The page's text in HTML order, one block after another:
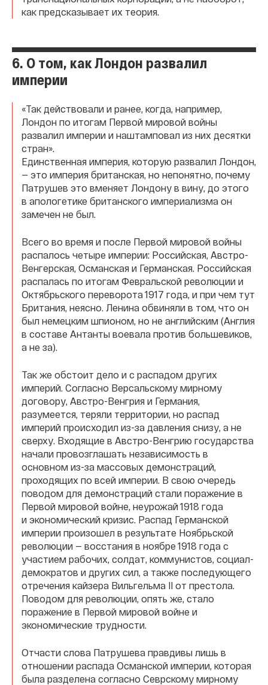
как предсказывает их теория.
6. О том, как Лондон развалил
империи
«Так действовали и ранее, когда, например,
Лондон по итогам Первой мировой войны
развалил империи и наштамповал из них десятки
стран».
Единственная империя, которую развалил Лондон,
— это империя британская, но непонятно, почему
Патрушев это вменяет Лондону в вину, до этого
в апологетике британского империализма он
замечен не был.
Всего во время и после Первой мировой войны
распалось четыре империи: Российская, Австро-
Венгерская, Османская и Германская. Российская
распалась по итогам Февральской революции и
Октябрьского переворота 1917 года, и при чем тут
Британия, неясно. Ленина обвиняли в том, что он
был немецким шпионом, но не английским (Англия
в составе Антанты воевала против большевиков,
а не за).
Так же обстоит дело и с распадом других
империй. Согласно Версальскому мирному
договору, Австро-Венгрия и Германия,
разумеется, теряли территории, но распад
империй происходил из-за давления снизу, а не
сверху. Входящие в Австро-Венгрию государства
начали провозглашать независимость в
основном из-за массовых демонстраций,
проходящих по всей империи. В свою очередь
поводом для демонстраций стали поражение в
Первой мировой войне, неурожай 1918 года
и экономический кризис. Распад Германской
империи произошел в результате Ноябрьской
революции — восстания в ноябре 1918 года с
участием рабочих, солдат, коммунистов, социал-
демократов и других сил, а также последующего
отречения кайзера Вильгельма II от престола.
Поводом для революции, опять же, стало
поражение в Первой мировой войне и
экономические трудности.
Отчасти слова Патрушева правдивы лишь в
отношении распада Османской империи, которая
была разделена согласно Севрскому мирному